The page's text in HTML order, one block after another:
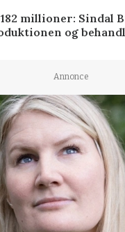
millioner: Sindal
og
Annonce